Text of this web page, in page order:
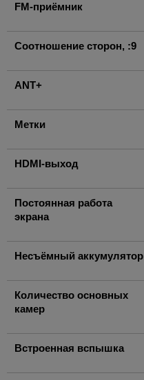
FM-приёмник
Соотношение сторон, :9
ANT+
Метки
HDMI-выход
Постоянная работа
экрана
Несъёмный аккумулятор
Количество основных
камер
Встроенная вспышка